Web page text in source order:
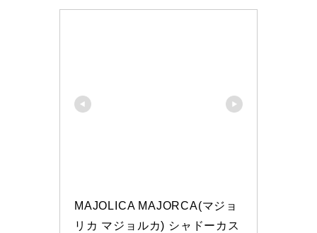
MAJOLICA MAJORCA(マジョ
リカ マジョルカ) シャドーカス